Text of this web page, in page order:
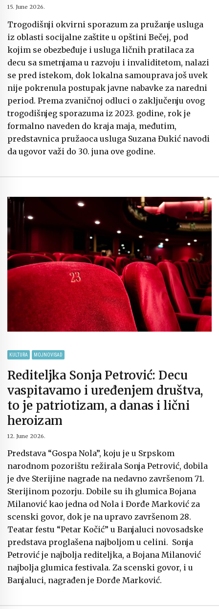
15. June 2026.
Trogodišnji okvirni sporazum za pružanje usluga
iz oblasti socijalne zaštite u opštini Bečej, pod
kojim se obezbeđuje i usluga ličnih pratilaca za
decu sa smetnjama u razvoju i invaliditetom, nalazi
se pred istekom, dok lokalna samouprava još uvek
nije pokrenula postupak javne nabavke za naredni
period. Prema zvaničnoj odluci o zaključenju ovog
trogodišnjeg sporazuma iz 2023. godine, rok je
formalno naveden do kraja maja, međutim,
predstavnica pružaoca usluga Suzana Đukić navodi
da ugovor važi do 30. juna ove godine.
KULTURA MOJNOVISAD
Rediteljka Sonja Petrović: Decu
vaspitavamo i uređenjem društva,
to je patriotizam, a danas i lični
heroizam
12. June 2026.
Predstava “Gospa Nola”, koju je u Srpskom
narodnom pozorištu režirala Sonja Petrović, dobila
je dve Sterijine nagrade na nedavno završenom 71.
Sterijinom pozorju. Dobile su ih glumica Bojana
Milanović kao jedna od Nola i Đorđe Marković za
scenski govor, dok je na upravo završenom 28.
Teatar festu “Petar Kočić” u Banjaluci novosadske
predstava proglašena najboljom u celini. Sonja
Petrović je najbolja rediteljka, a Bojana Milanović
najbolja glumica festivala. Za scenski govor, i u
Banjaluci, nagrađen je Đorđe Marković.